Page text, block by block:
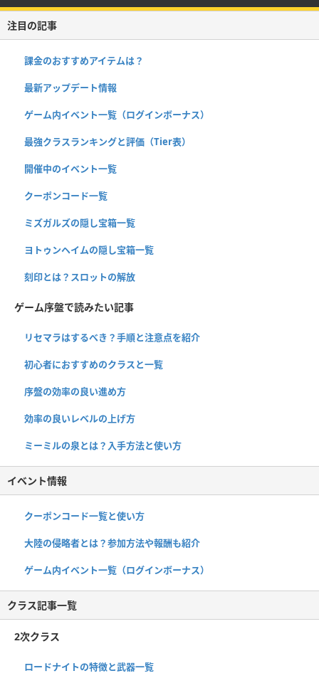
注目の記事
課金のおすすめアイテムは？
最新アップデート情報
ゲーム内イベント一覧（ログインボーナス）
最強クラスランキングと評価（Tier表）
開催中のイベント一覧
クーポンコード一覧
ミズガルズの隠し宝箱一覧
ヨトゥンヘイムの隠し宝箱一覧
刻印とは？スロットの解放
ゲーム序盤で読みたい記事
リセマラはするべき？手順と注意点を紹介
初心者におすすめのクラスと一覧
序盤の効率の良い進め方
効率の良いレベルの上げ方
ミーミルの泉とは？入手方法と使い方
イベント情報
クーポンコード一覧と使い方
大陸の侵略者とは？参加方法や報酬も紹介
ゲーム内イベント一覧（ログインボーナス）
クラス記事一覧
2次クラス
ロードナイトの特徴と武器一覧